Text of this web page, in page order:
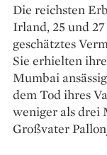
Die reichsten
Irland, 25 und
geschätztes
Sie erhielten
Mumbai
dem Tod ihres
weniger als drei
Großvater